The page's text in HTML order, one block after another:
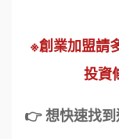
※創業加盟請
投資
👉 想快速找